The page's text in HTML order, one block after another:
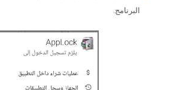
البرنامج.